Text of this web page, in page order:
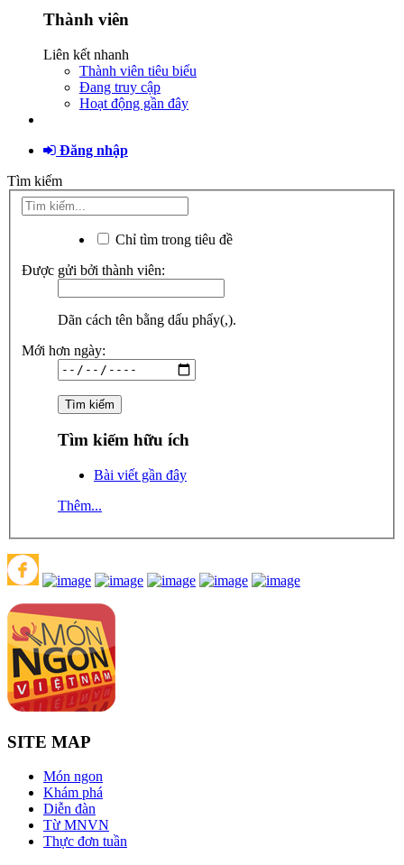
Thành viên
Liên kết nhanh
Thành viên tiêu biểu
Đang truy cập
Hoạt động gần đây
Đăng nhập
Tìm kiếm
Chỉ tìm trong tiêu đề
Được gửi bởi thành viên:
Dãn cách tên bằng dấu phẩy(,).
Mới hơn ngày:
Tìm kiếm hữu ích
Bài viết gần đây
Thêm...
SITE MAP
Món ngon
Khám phá
Diễn đàn
Từ MNVN
Thực đơn tuần